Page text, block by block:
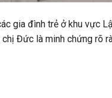
gia đình trẻ ở khu vực
Đức là minh chứng rõ